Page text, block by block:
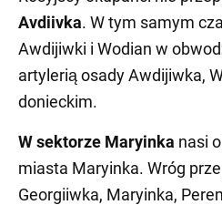
Avdiivka. W tym samym
Awdijiwki i Wodian w
artylerią osady Awdijiwka,
donieckim.
W sektorze Maryinka nasi
miasta Maryinka. Wróg
Georgiiwka, Maryinka,